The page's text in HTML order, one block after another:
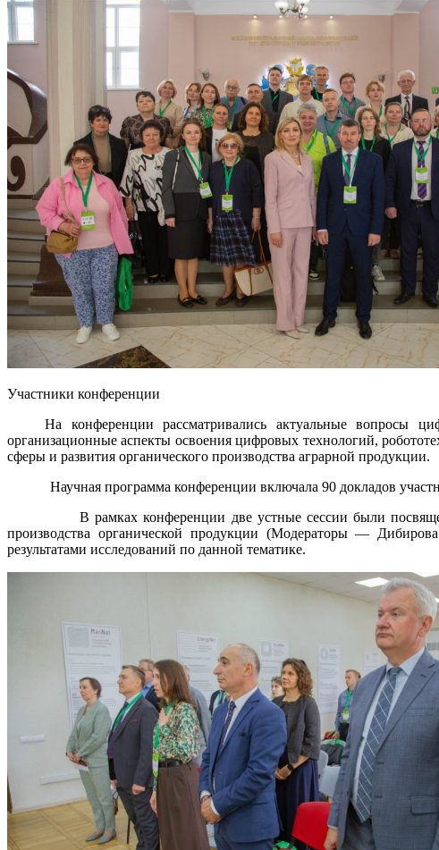
Участники конференции
На конференции рассматривались актуальные вопросы
организационные аспекты освоения цифровых технологий,
сферы и развития органического производства аграрной продукции.
Научная программа конференции включала 90 докладов
В рамках конференции две устные сессии были посвящены
производства органической продукции (Модераторы —
результатами исследований по данной тематике.